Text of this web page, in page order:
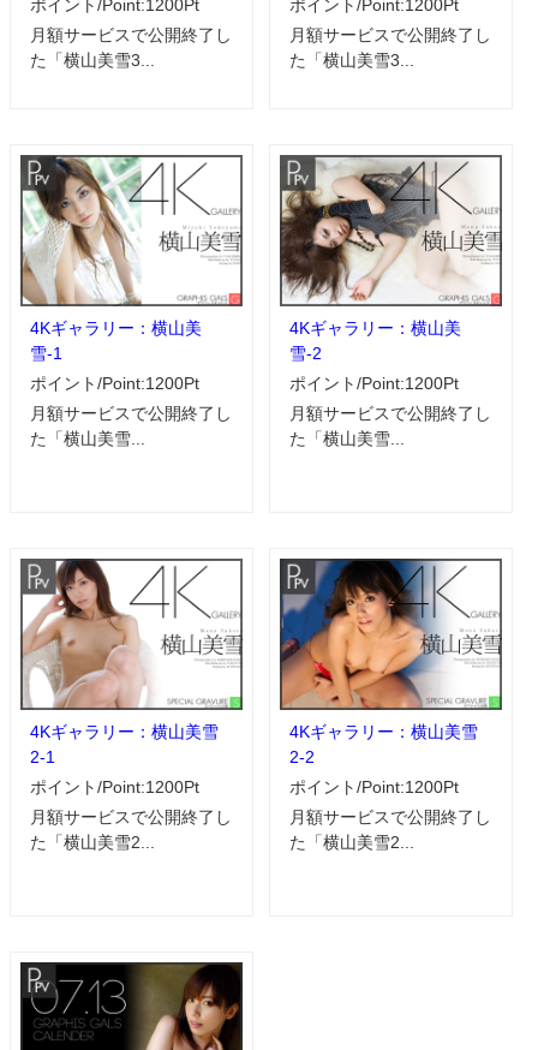
ポイント/Point:1200Pt
月額サービスで公開終了し
た「横山美雪3...
ポイント/Point:1200Pt
月額サービスで公開終了し
た「横山美雪3...
4Kギャラリー：横山美
雪-1
ポイント/Point:1200Pt
月額サービスで公開終了し
た「横山美雪...
4Kギャラリー：横山美
雪-2
ポイント/Point:1200Pt
月額サービスで公開終了し
た「横山美雪...
4Kギャラリー：横山美雪
2-1
ポイント/Point:1200Pt
月額サービスで公開終了し
た「横山美雪2...
4Kギャラリー：横山美雪
2-2
ポイント/Point:1200Pt
月額サービスで公開終了し
た「横山美雪2...